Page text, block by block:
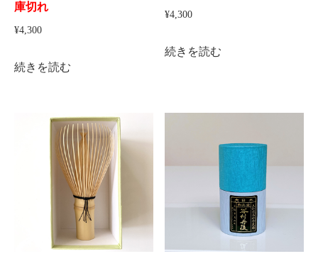
庫切れ
¥4,300
続きを読む
¥4,300
続きを読む